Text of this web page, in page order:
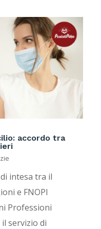
accordo tra
intesa tra il
e FNOPI
Professioni
servizio di